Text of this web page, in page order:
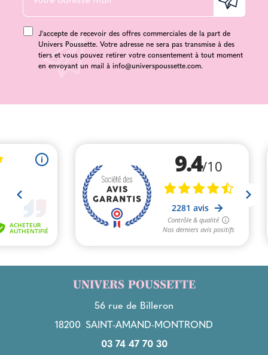
J'accepte de recevoir des offres commerciales de la part de
Univers Poussette. Votre adresse ne sera pas transmise à des
tiers et vous pouvez retirer votre consentement à tout moment
en envoyant un mail à info@universpoussette.com.
UNIVERS POUSSETTE
56 rue de Billeron
18200 SAINT-AMAND-MONTROND
03 74 47 70 30